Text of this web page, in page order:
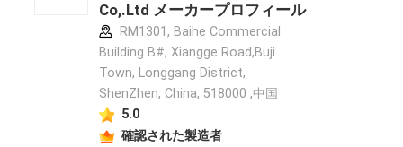
Co,.Ltd メーカープロフィール
RM1301, Baihe Commercial
Building B#, Xiangge Road,Buji
Town, Longgang District,
ShenZhen, China, 518000 ,中国
5.0
確認された製造者